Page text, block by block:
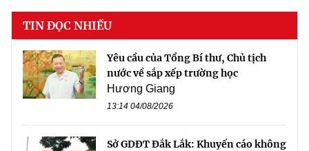
TIN ĐỌC NHIỀU
Yêu cầu của Tổng Bí thư, Chủ tịch
nước về sắp xếp trường học
Hương Giang
13:14 04/08/2026
Sở GDĐT Đắk Lắk: Khuyến cáo không